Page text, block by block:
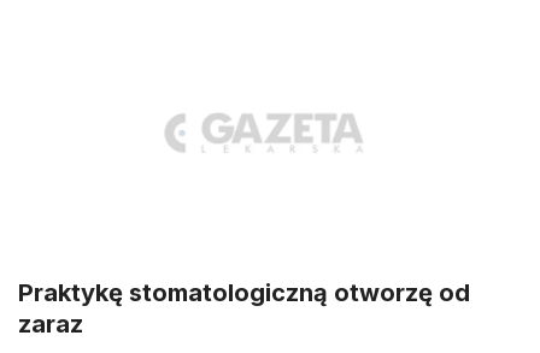
Praktykę stomatologiczną otworzę od
zaraz